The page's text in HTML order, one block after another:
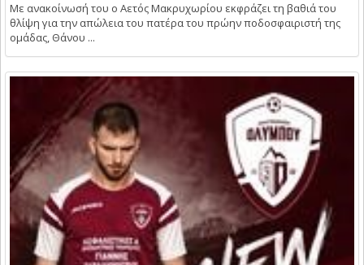
Με ανακοίνωσή του ο Αετός Μακρυχωρίου εκφράζει τη βαθιά του
θλίψη για την απώλεια του πατέρα του πρώην ποδοσφαιριστή της
ομάδας, Θάνου ...